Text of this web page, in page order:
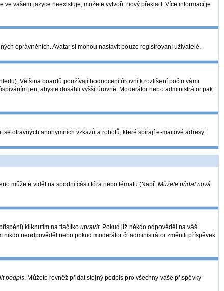
vašem jazyce neexistuje, můžete vytvořit nový překlad. Více informací je
oprávněních. Avatar si mohou nastavit pouze registrovaní uživatelé.
Většina boardů používají hodnocení úrovní k rozlišení počtu vámi
jen, abyste dosáhli vyšší úrovně. Moderátor nebo administrátor pak
otravných anonymních vzkazů a robotů, které sbírají e-mailové adresy.
můžete vidět na spodní části fóra nebo tématu (Např. Můžete přidat nová
kliknutím na tlačítko upravit. Pokud již někdo odpověděl na váš
neodpověděl nebo pokud moderátor či administrátor změnili příspěvek
podpis. Můžete rovněž přidat stejný podpis pro všechny vaše příspěvky